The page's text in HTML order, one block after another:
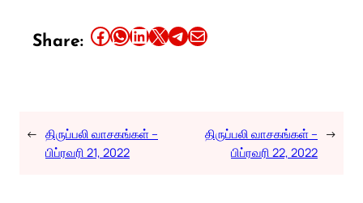
Share: Share this article on Facebook Share this article on WhatsApp Share this article on LinkedIn Share this article on X Share this article on TelegramEmail this Article
← திருப்பலி வாசகங்கள் –
பிப்ரவரி 21, 2022
திருப்பலி வாசகங்கள் –
பிப்ரவரி 22, 2022
→